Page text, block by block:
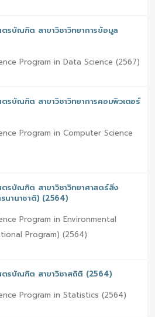
รบัณฑิต สาขาวิชาวิทยาการข้อมูล
Program in Data Science (2567)
รบัณฑิต สาขาวิชาวิทยาการคอมพิวเตอร์
Program in Computer Science
รบัณฑิต สาขาวิชาวิทยาศาสตร์สิ่ง
นานาชาติ) (2564)
Program in Environmental
Program) (2564)
ตรบัณฑิต สาขาวิชาสถิติ (2564)
Program in Statistics (2564)